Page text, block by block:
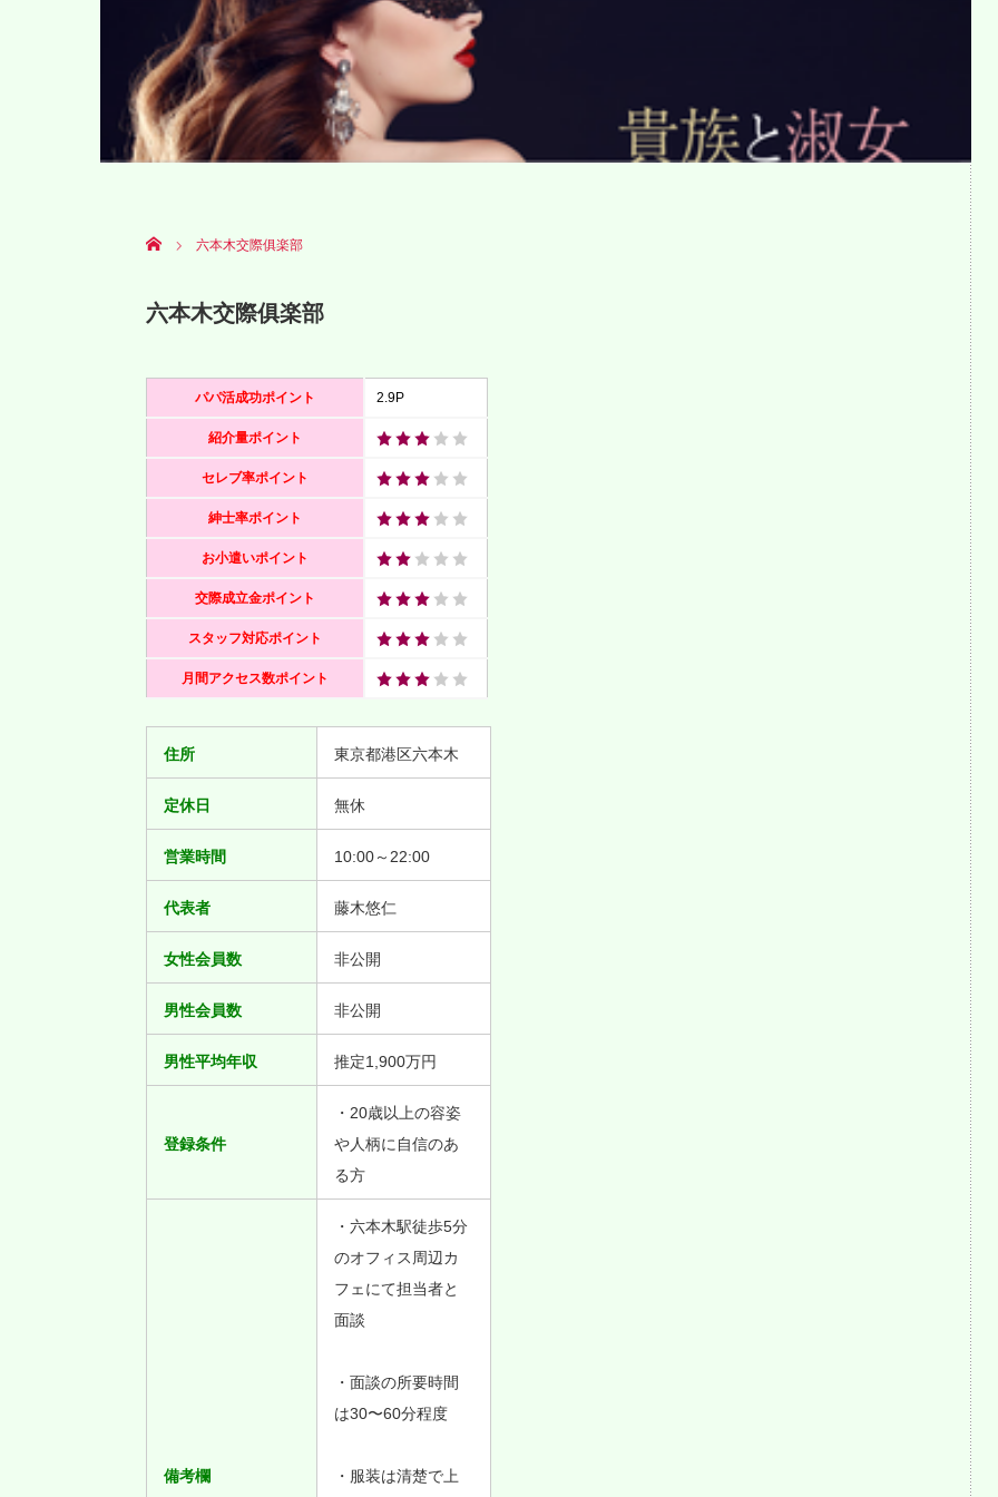
Home 六本木交際俱楽部
六本木交際俱楽部
パパ活成功ポイント 2.9P
紹介量ポイント
セレブ率ポイント
紳士率ポイント
お小遣いポイント
交際成立金ポイント
スタッフ対応ポイント
月間アクセス数ポイント
住所 東京都港区六本木
定休日 無休
営業時間 10:00～22:00
代表者 藤木悠仁
女性会員数 非公開
男性会員数 非公開
男性平均年収 推定1,900万円
登録条件
・20歳以上の容姿
や人柄に自信のあ
る方
備考欄
・六本木駅徒歩5分
のオフィス周辺カ
フェにて担当者と
面談
・面談の所要時間
は30〜60分程度
・服装は清楚で上